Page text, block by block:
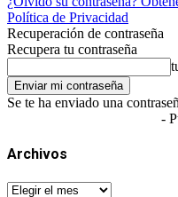
Política de Privacidad
Recuperación de contraseña
Recupera tu contraseña
Se te ha enviado una
-
Archivos
Archivos